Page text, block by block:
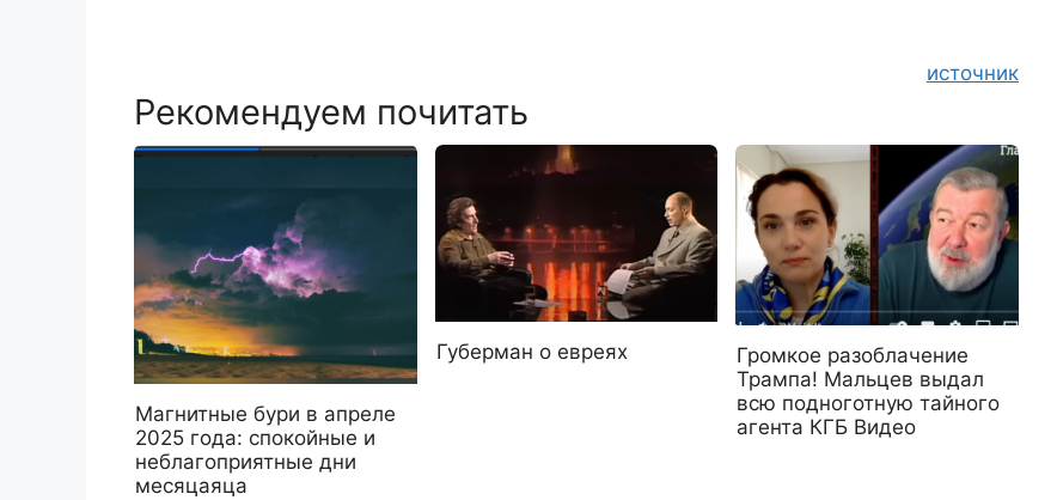
источник
Рекомендуем почитать
Магнитные бури в апреле
2025 года: спокойные и
неблагоприятные дни
месяцаяца
Губерман о евреях
Громкое разоблачение
Трампа! Мальцев выдал
всю подноготную тайного
агента КГБ Видео